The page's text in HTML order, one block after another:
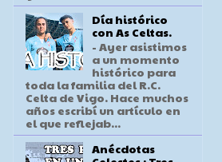
Día histórico
con As Celtas.
- Ayer asistimos
a un momento
histórico para
toda la familia del R.C.
Celta de Vigo. Hace muchos
años escribí un artículo en
el que reflejab...
Anécdotas